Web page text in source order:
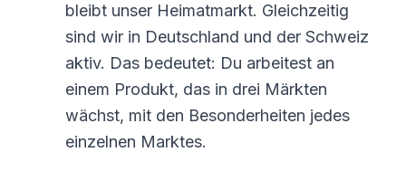
bleibt unser Heimatmarkt. Gleichzeitig
sind wir in Deutschland und der Schweiz
aktiv. Das bedeutet: Du arbeitest an
einem Produkt, das in drei Märkten
wächst, mit den Besonderheiten jedes
einzelnen Marktes.